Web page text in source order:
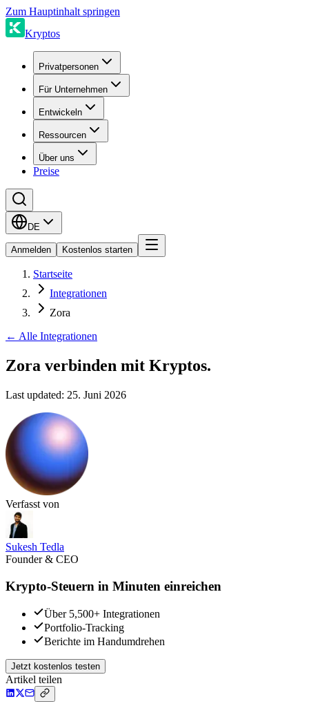
Zum Hauptinhalt springen
Kryptos
Privatpersonen
Für Unternehmen
Entwickeln
Ressourcen
Über uns
Preise
DE
Anmelden Kostenlos starten
Startseite
Integrationen
Zora
← Alle Integrationen
Zora verbinden mit Kryptos.
Last updated: 25. Juni 2026
Verfasst von
Sukesh Tedla
Founder & CEO
Krypto-Steuern in Minuten einreichen
Über 5,500+ Integrationen
Portfolio-Tracking
Berichte im Handumdrehen
Jetzt kostenlos testen
Artikel teilen